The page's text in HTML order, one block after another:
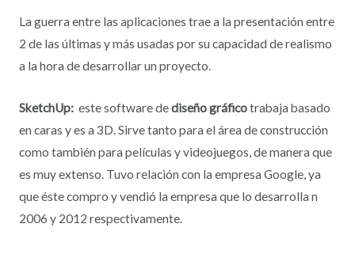
La guerra entre las aplicaciones trae a la presentación entre
2 de las últimas y más usadas por su capacidad de realismo
a la hora de desarrollar un proyecto.
SketchUp: este software dediseño gráficotrabaja basado
en caras y es a 3D. Sirve tanto para el área de construcción
como también para películas y videojuegos, de manera que
es muy extenso. Tuvo relación con la empresa Google, ya
que éste compro y vendió la empresa que lo desarrolla n
2006 y 2012 respectivamente.